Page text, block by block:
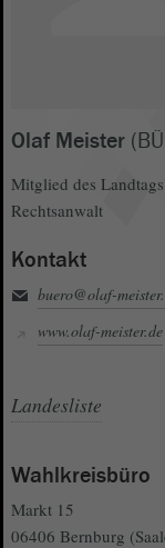
Olaf Meister
Mitglied des Landtags
Rechtsanwalt
Kontakt
buero@olaf-
www.olaf-meister.de
Landesliste
Wahlkreisbüro
Markt 15
06406 Bernburg